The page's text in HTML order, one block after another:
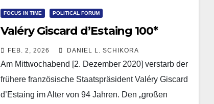
FOCUS IN TIME POLITICAL FORUM
Valéry Giscard d’Estaing 100*
FEB. 2, 2026 DANIEL L. SCHIKORA
Am Mittwochabend [2. Dezember 2020] verstarb der
frühere französische Staatspräsident Valéry Giscard
d’Estaing im Alter von 94 Jahren. Den „großen